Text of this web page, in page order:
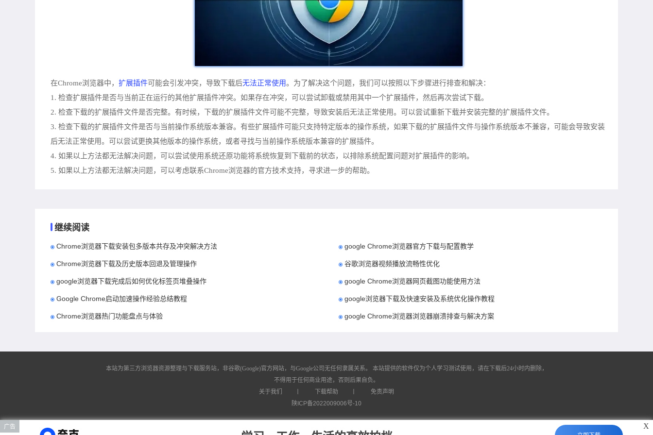
在Chrome浏览器中， 扩展插件可能会引发冲突，导致下载后无法正常使用。为了解决这个问题，我们可以按照以下步骤进行排查和解决：
1. 检查扩展插件是否与当前正在运行的其他扩展插件冲突。如果存在冲突，可以尝试卸载或禁用其中一个扩展插件，然后再次尝试下载。
2. 检查下载的扩展插件文件是否完整。有时候，下载的扩展插件文件可能不完整，导致安装后无法正常使用。可以尝试重新下载并安装完整的扩展插件文件。
3. 检查下载的扩展插件文件是否与当前操作系统版本兼容。有些扩展插件可能只支持特定版本的操作系统，如果下载的扩展插件文件与操作系统版本不兼容，可能会导致安装
后无法正常使用。可以尝试更换其他版本的操作系统，或者寻找与当前操作系统版本兼容的扩展插件。
4. 如果以上方法都无法解决问题，可以尝试使用系统还原功能将系统恢复到下载前的状态，以排除系统配置问题对扩展插件的影响。
5. 如果以上方法都无法解决问题，可以考虑联系Chrome浏览器的官方技术支持，寻求进一步的帮助。
继续阅读
Chrome浏览器下载安装包多版本共存及冲突解决方法 google Chrome浏览器官方下载与配置教学
Chrome浏览器下载及历史版本回退及管理操作 谷歌浏览器视频播放流畅性优化
google浏览器下载完成后如何优化标签页堆叠操作 google Chrome浏览器网页截图功能使用方法
Google Chrome启动加速操作经验总结教程 google浏览器下载及快速安装及系统优化操作教程
Chrome浏览器热门功能盘点与体验 google Chrome浏览器浏览器崩溃排查与解决方案
本站为第三方浏览器资源整理与下载服务站，非谷歌(Google)官方网站，与Google公司无任何隶属关系。
本站提供的软件仅为个人学习测试使用，请在下载后24小时内删除，
不得用于任何商业用途，否则后果自负。
关于我们
下载帮助
免责声明
陕ICP备2022009006号-10
广告 X